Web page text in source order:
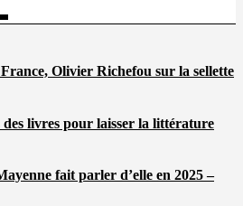
Olivier Richefou sur la sellette
des livres pour laisser la littérature
fait parler d’elle en 2025 –